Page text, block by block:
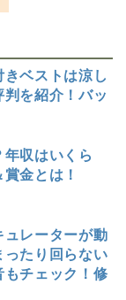
ベストは涼し
を紹介！バッ
収はいくら
金とは！
レーターが動
たり回らない
チェック！修